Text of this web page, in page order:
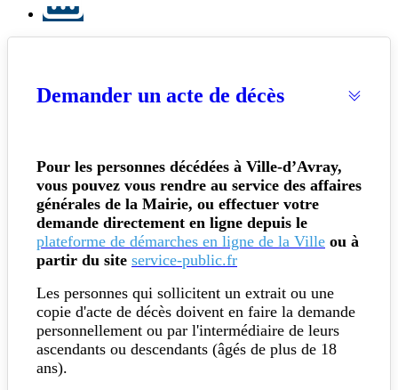
Demander un acte de décès
Pour les personnes décédées à Ville-d’Avray,
vous pouvez vous rendre au service des affaires
générales de la Mairie, ou effectuer votre
demande directement en ligne depuis le
plateforme de démarches en ligne de la Ville ou à
partir du site service-public.fr
Les personnes qui sollicitent un extrait ou une
copie d'acte de décès doivent en faire la demande
personnellement ou par l'intermédiaire de leurs
ascendants ou descendants (âgés de plus de 18
ans).